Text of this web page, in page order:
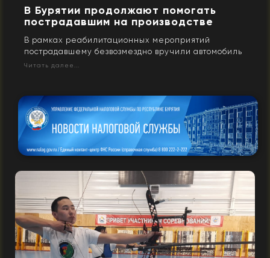
В Бурятии продолжают помогать
пострадавшим на производстве
В рамках реабилитационных мероприятий
пострадавшему безвозмездно вручили автомобиль
Читать далее...